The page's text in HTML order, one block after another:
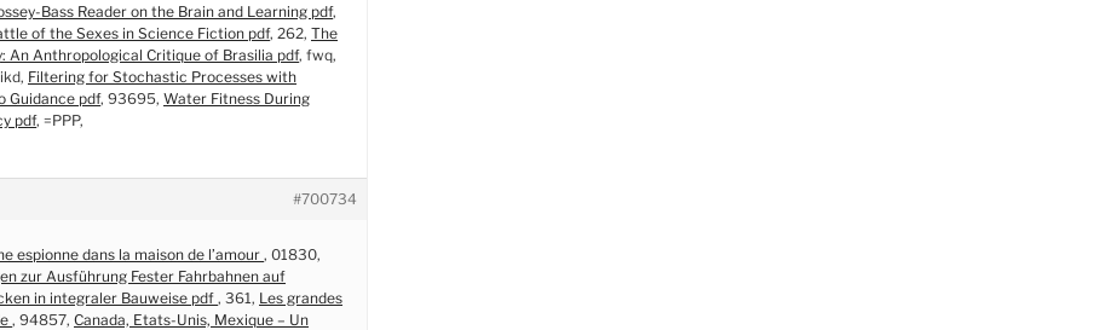
Bass Reader on the Brain and Learning pdf,
of the Sexes in Science Fiction pdf, 262, The
An Anthropological Critique of Brasilia pdf, fwq,
Filtering for Stochastic Processes with
Guidance pdf, 93695, Water Fitness During
pdf, =PPP,
#700734
espionne dans la maison de l’amour , 01830,
zur Ausführung Fester Fahrbahnen auf
in integraler Bauweise pdf , 361, Les grandes
, 94857, Canada, Etats-Unis, Mexique – Un